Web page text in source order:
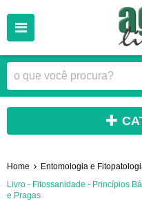
Home
Entomologia e
Livro - Fitossanidade - Princípios
e Pragas